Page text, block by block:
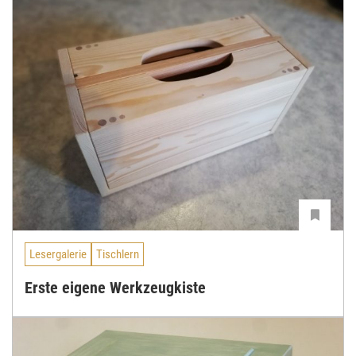
Lesergalerie Tischlern
Erste eigene Werkzeugkiste